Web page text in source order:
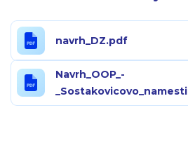
navrh_DZ.pdf
Navrh_OOP_-